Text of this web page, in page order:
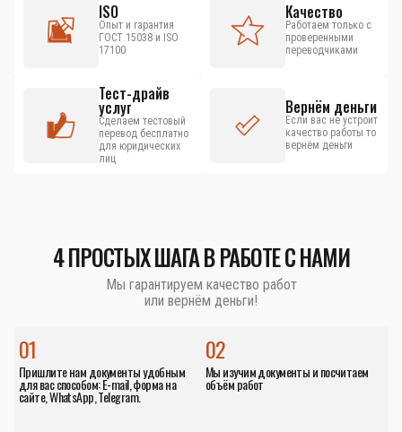
ISO
Опыт и гарантия
ГОСТ 15038 и ISO
17100
Качество
Работаем только с
проверенными
переводчиками
Тест-драйв
услуг
Сделаем тестовый
перевод бесплатно
для юридических
лиц
Вернём деньги
Если вас не устроит
качество работы то
вернём деньги
4 ПРОСТЫХ ШАГА В РАБОТЕ С НАМИ
Мы гарантируем качество работ
или вернём деньги!
01
Пришлите нам документы удобным
для вас способом: E-mail, форма на
сайте, WhatsApp, Telegram.
02
Мы изучим документы и посчитаем
объём работ